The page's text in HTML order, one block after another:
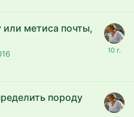
или метиса почты,
породу